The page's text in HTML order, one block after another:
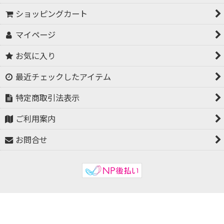
ショッピングカート
マイページ
お気に入り
最近チェックしたアイテム
特定商取引法表示
ご利用案内
お問合せ